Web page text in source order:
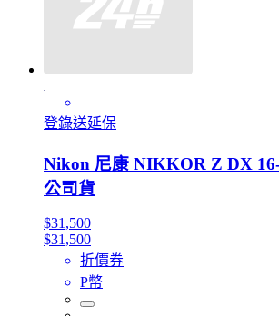
登錄送延保
Nikon 尼康 NIKKOR Z DX
公司貨
$31,500
$31,500
折價券
P幣